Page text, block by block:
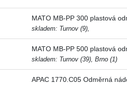
MATO MB-PP 300 plastová
skladem: Turnov (9),
MATO MB-PP 500 plastová
skladem: Turnov (39), Brno (1)
APAC 1770.C05 Odměrná